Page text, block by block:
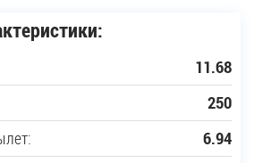
11.68
250
6.94